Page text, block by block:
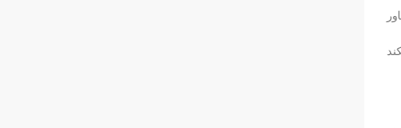
اختیار تیم پزشکی، ۲ شناور در اختیار تیم داوری و ۱ شناور